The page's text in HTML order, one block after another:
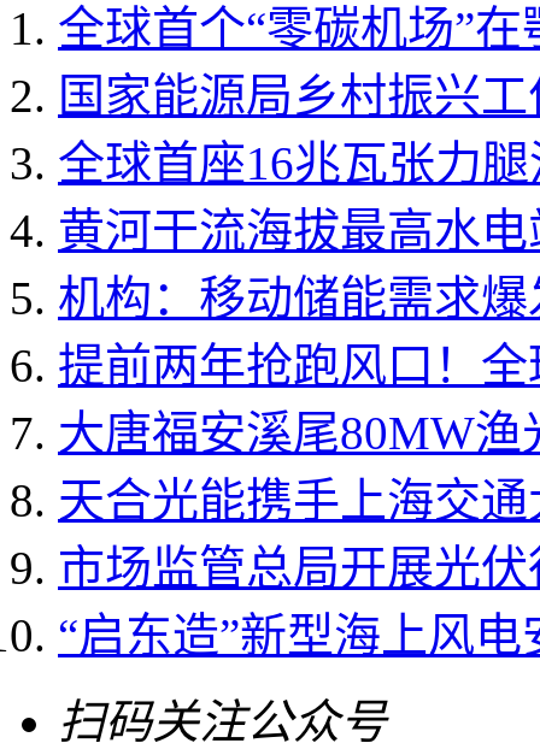
全球首个“零碳机场”
国家能源局乡村振兴
全球首座16兆瓦张力
黄河干流海拔最高水
机构：移动储能需求
提前两年抢跑风口！
大唐福安溪尾80MW
天合光能携手上海交
市场监管总局开展光
“启东造”新型海上风
扫码关注公众号